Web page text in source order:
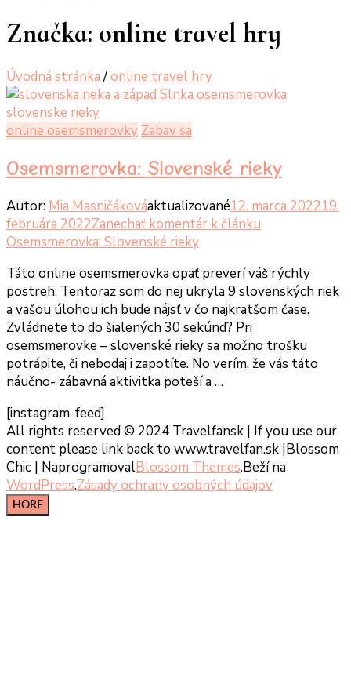
Značka: online travel hry
Úvodná stránka /online travel hry
online osemsmerovky Zabav sa
Osemsmerovka: Slovenské rieky
Autor: Mia Masničákováaktualizované12. marca 202219.
februára 2022Zanechať komentár k článku
Osemsmerovka: Slovenské rieky
Táto online osemsmerovka opäť preverí váš rýchly
postreh. Tentoraz som do nej ukryla 9 slovenských riek
a vašou úlohou ich bude nájsť v čo najkratšom čase.
Zvládnete to do šialených 30 sekúnd? Pri
osemsmerovke – slovenské rieky sa možno trošku
potrápite, či nebodaj i zapotíte. No verím, že vás táto
náučno- zábavná aktivitka poteší a …
[instagram-feed]
All rights reserved © 2024 Travelfansk | If you use our
content please link back to www.travelfan.sk |Blossom
Chic | NaprogramovalBlossom Themes.Beží na
WordPress.Zásady ochrany osobných údajov
HORE